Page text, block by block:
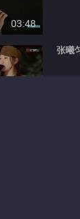
03:48
张曦